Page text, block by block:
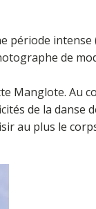
de
Au
de la
au plus le